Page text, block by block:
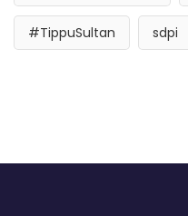
#TippuSultan sdpi